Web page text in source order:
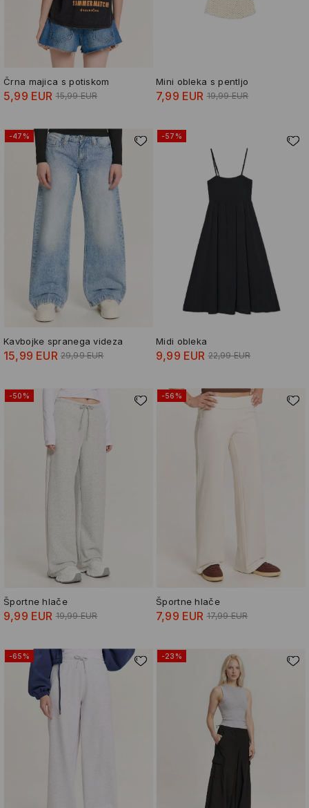
Črna majica s potiskom
5,99 EUR 15,99 EUR
Mini obleka s pentljo
7,99 EUR 19,99 EUR
-47%
Kavbojke spranega videza
15,99 EUR 29,99 EUR
-57%
Midi obleka
9,99 EUR 22,99 EUR
-50%
Športne hlače
9,99 EUR 19,99 EUR
-56%
Športne hlače
7,99 EUR 17,99 EUR
-65% -23%